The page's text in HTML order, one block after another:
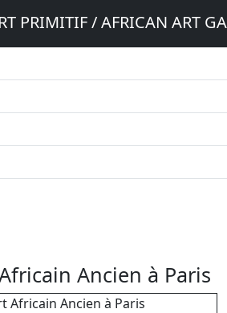
PRIMITIF / AFRICAN ART
Ancien à Paris